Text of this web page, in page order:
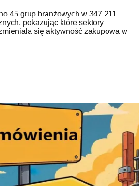
45 grup branżowych w 347 211
pokazując które sektory
się aktywność zakupowa w